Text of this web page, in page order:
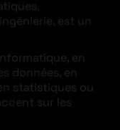
est un
en
données, en
statistiques ou
sur les